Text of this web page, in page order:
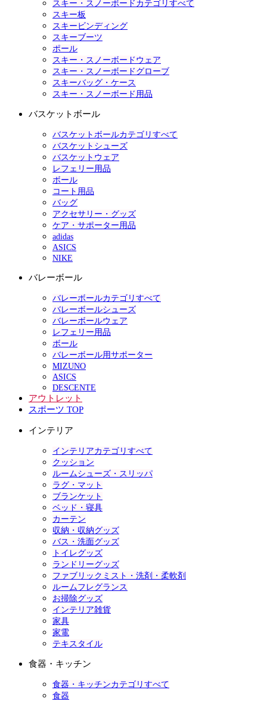
スキー・スノーボードカテゴリすべて
スキー板
スキービンディング
スキーブーツ
ポール
スキー・スノーボードウェア
スキー・スノーボードグローブ
スキーバッグ・ケース
スキー・スノーボード用品
バスケットボール
バスケットボールカテゴリすべて
バスケットシューズ
バスケットウェア
レフェリー用品
ボール
コート用品
バッグ
アクセサリー・グッズ
ケア・サポーター用品
adidas
ASICS
NIKE
バレーボール
バレーボールカテゴリすべて
バレーボールシューズ
バレーボールウェア
レフェリー用品
ボール
バレーボール用サポーター
MIZUNO
ASICS
DESCENTE
アウトレット
スポーツ TOP
インテリア
インテリアカテゴリすべて
クッション
ルームシューズ・スリッパ
ラグ・マット
ブランケット
ベッド・寝具
カーテン
収納・収納グッズ
バス・洗面グッズ
トイレグッズ
ランドリーグッズ
ファブリックミスト・洗剤・柔軟剤
ルームフレグランス
お掃除グッズ
インテリア雑貨
家具
家電
テキスタイル
食器・キッチン
食器・キッチンカテゴリすべて
食器